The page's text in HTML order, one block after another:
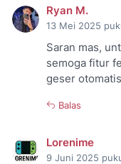
Ryan M.
13 Mei 2025
Saran mas,
semoga fitur
geser
Balas
Lorenime
9 Juni 2025